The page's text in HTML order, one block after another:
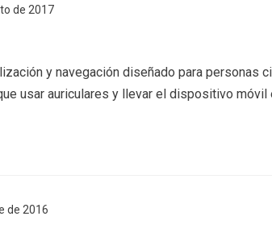
de 2017
y navegación diseñado para personas
usar auriculares y llevar el dispositivo móvil
de 2016